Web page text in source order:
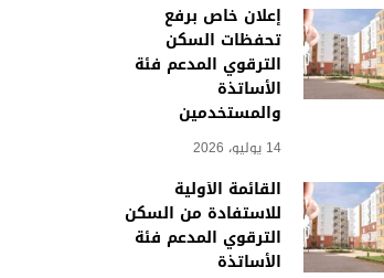
إعلان خاص برفع
تحفظات السكن
الترقوي المدعم فئة
الأساتذة
والمستخدمين
14 يوليو، 2026
القائمة الأولية
للاستفادة من السكن
الترقوي المدعم فئة
الأساتذة